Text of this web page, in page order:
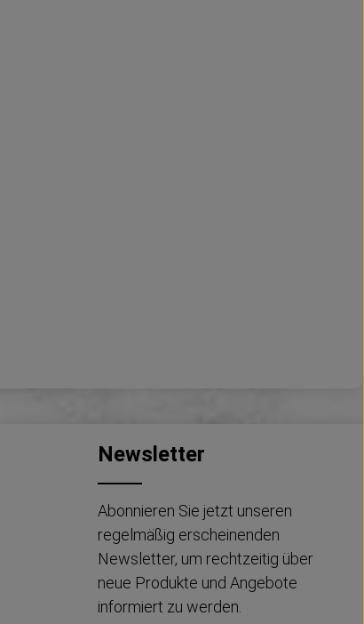
Newsletter
Abonnieren Sie jetzt unseren
regelmäßig erscheinenden
Newsletter, um rechtzeitig über
neue Produkte und Angebote
informiert zu werden.